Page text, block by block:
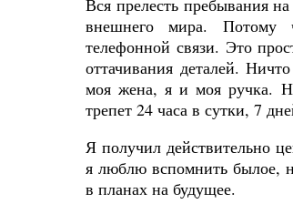
Вся прелесть пребывания
внешнего мира. Потому
телефонной связи. Это
оттачивания деталей.
моя жена, я и моя ручка.
трепет 24 часа в сутки, 7
Я получил действительно
я люблю вспомнить былое,
в планах на будущее.